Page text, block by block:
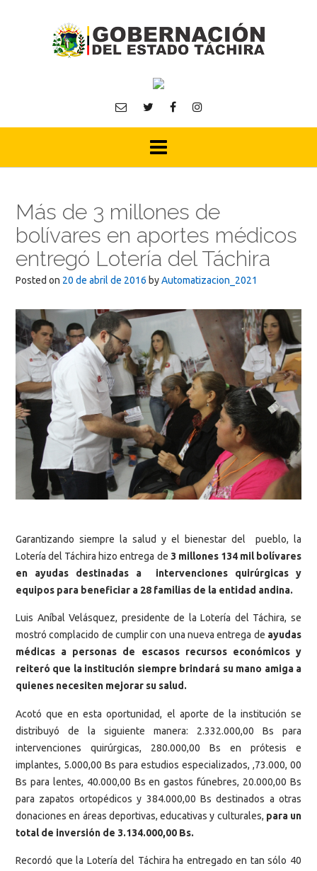
Más de 3 millones de
bolívares en aportes médicos
entregó Lotería del Táchira
Posted on 20 de abril de 2016 byAutomatizacion_2021
Garantizando siempre la salud y el bienestar del pueblo, la
Lotería del Táchira hizo entrega de 3 millones 134 mil bolívares
en ayudas destinadas a intervenciones quirúrgicas y
equipos para beneficiar a 28 familias de la entidad andina.
Luis Aníbal Velásquez, presidente de la Lotería del Táchira, se
mostró complacido de cumplir con una nueva entrega de ayudas
médicas a personas de escasos recursos económicos y
reiteró que la institución siempre brindará su mano amiga a
quienes necesiten mejorar su salud.
Acotó que en esta oportunidad, el aporte de la institución se
distribuyó de la siguiente manera: 2.332.000,00 Bs para
intervenciones quirúrgicas, 280.000,00 Bs en prótesis e
implantes, 5.000,00 Bs para estudios especializados, ,73.000, 00
Bs para lentes, 40.000,00 Bs en gastos fúnebres, 20.000,00 Bs
para zapatos ortopédicos y 384.000,00 Bs destinados a otras
donaciones en áreas deportivas, educativas y culturales, para un
total de inversión de 3.134.000,00 Bs.
Recordó que la Lotería del Táchira ha entregado en tan sólo 40